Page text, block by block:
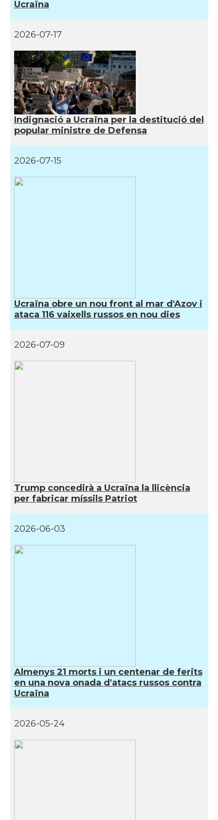
Ucraïna
2026-07-17
Indignació a Ucraïna per la destitució del
popular ministre de Defensa
2026-07-15
Ucraïna obre un nou front al mar d'Azov i
ataca 116 vaixells russos en nou dies
2026-07-09
Trump concedirà a Ucraïna la llicència
per fabricar míssils Patriot
2026-06-03
Almenys 21 morts i un centenar de ferits
en una nova onada d'atacs russos contra
Ucraïna
2026-05-24